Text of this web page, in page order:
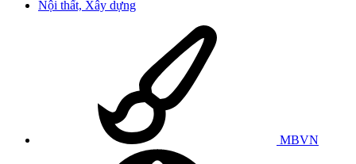
Nội thất, Xây dựng
MBVN